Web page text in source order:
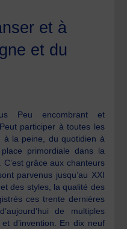
et à
et du
Peu encombrant et
participer à toutes les
la peine, du quotidien à
primordiale dans la
grâce aux chanteurs
parvenus jusqu’au XXI
des styles, la qualité des
ces trente dernières
de multiples
d’invention. En dix neuf